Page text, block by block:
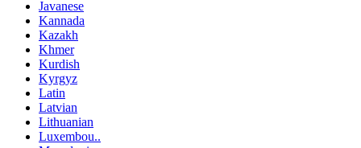
Javanese
Kannada
Kazakh
Khmer
Kurdish
Kyrgyz
Latin
Latvian
Lithuanian
Luxembou..